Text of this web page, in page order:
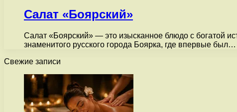
Салат «Боярский»
Салат «Боярский» — это изысканное блюдо с богатой
знаменитого русского города Боярка, где впервые был…
Свежие записи